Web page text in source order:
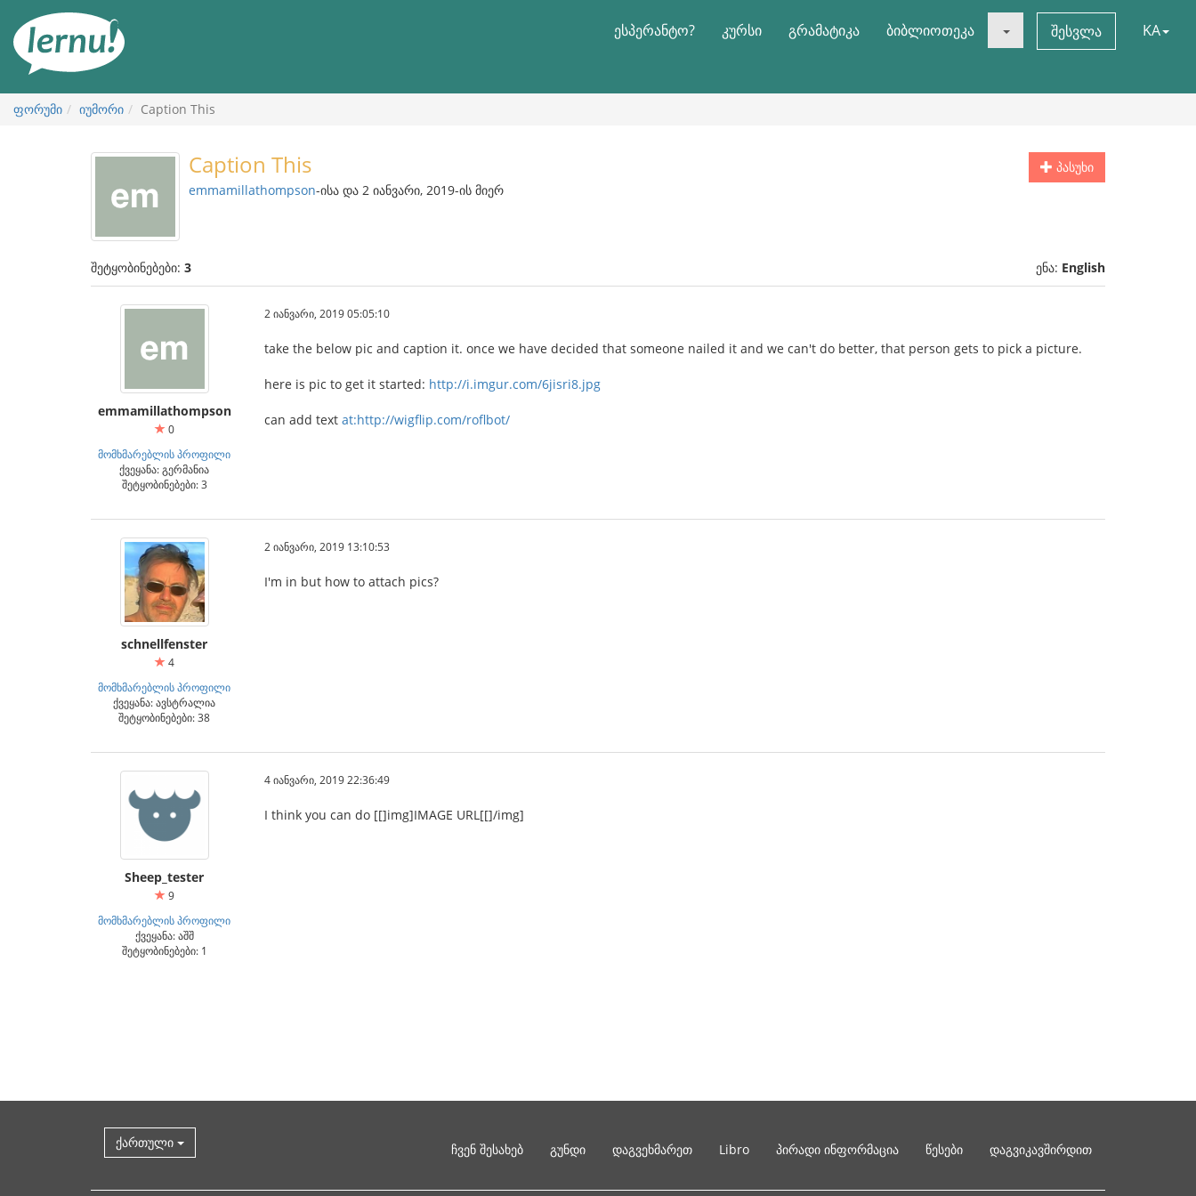
ნახვა
ესპერანტო? კურსი გრამატიკა ბიბლიოთეკა შესვლა KA
ფორუმი იუმორი Caption This
პასუხი
Caption This
emmamillathompson-ისა და 2 იანვარი, 2019-ის მიერ
შეტყობინებები: 3 ენა: English
emmamillathompson
0
მომხმარებლის პროფილი
ქვეყანა: გერმანია
შეტყობინებები: 3
2 იანვარი, 2019 05:05:10
take the below pic and caption it. once we have decided that someone nailed it and we can't do better, that person gets to pick a picture.
here is pic to get it started: http://i.imgur.com/6jisri8.jpg
can add text at:http://wigflip.com/roflbot/
schnellfenster
4
მომხმარებლის პროფილი
ქვეყანა: ავსტრალია
შეტყობინებები: 38
2 იანვარი, 2019 13:10:53
I'm in but how to attach pics?
Sheep_tester
9
მომხმარებლის პროფილი
ქვეყანა: აშშ
შეტყობინებები: 1
4 იანვარი, 2019 22:36:49
I think you can do [[]img]IMAGE URL[[]/img]
ქართული ჩვენ შესახებ გუნდი დაგვეხმარეთ Libro პირადი ინფორმაცია წესები დაგვიკავშირდით